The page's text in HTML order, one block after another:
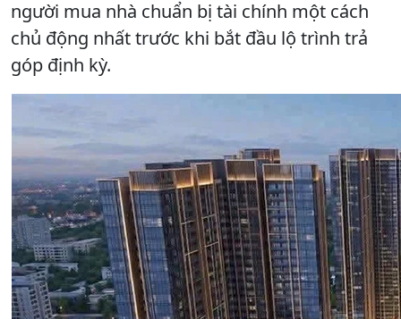
người mua nhà chuẩn bị tài chính một cách
chủ động nhất trước khi bắt đầu lộ trình trả
góp định kỳ.